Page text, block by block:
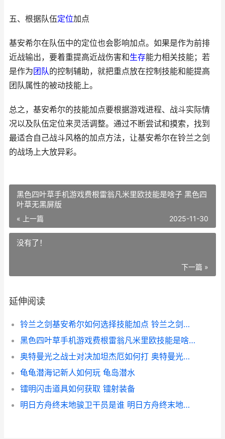
五、根据队伍定位加点
基安希尔在队伍中的定位也会影响加点。如果是作为前排
近战输出，要着重提高近战伤害和生存能力相关技能；若
是作为团队的控制辅助，就把重点放在控制技能和能提高
团队属性的被动技能上。
总之，基安希尔的技能加点要根据游戏进程、战斗实际情
况以及队伍定位来灵活调整。通过不断尝试和摸索，找到
最适合自己战斗风格的加点方法，让基安希尔在铃兰之剑
的战场上大放异彩。
黑色四叶草手机游戏费根雷翁凡米里欧技能是啥子 黑色四
叶草无黑屏版
« 上一篇 2025-11-30
没有了！
下一篇 »
延伸阅读
铃兰之剑基安希尔如何选择技能加点 铃兰之剑基安希尔最忌三种东西
黑色四叶草手机游戏费根雷翁凡米里欧技能是啥子 黑色四叶草无黑屏版
奥特曼光之战士对决加坦杰厄如何打 奥特曼光之战士破解版内置菜单
龟龟潜海记新人如何玩 龟岛潜水
镭明闪击道具如何获取 镭射装备
明日方舟终末地骏卫干员是谁 明日方舟终末地全面测试